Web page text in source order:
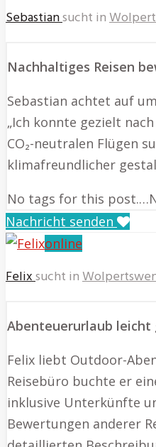
Sebastiansucht in
Nachhaltiges Reisen
Sebastian achtet auf
„Ich konnte gezielt
CO₂-neutralen Flügen
klimafreundlicher
No tags for this
Nachricht senden
online
Felixsucht in
Abenteuerurlaub leicht
Felix liebt Outdoor-
Reisebüro buchte er
inklusive Unterkünfte
Bewertungen anderer